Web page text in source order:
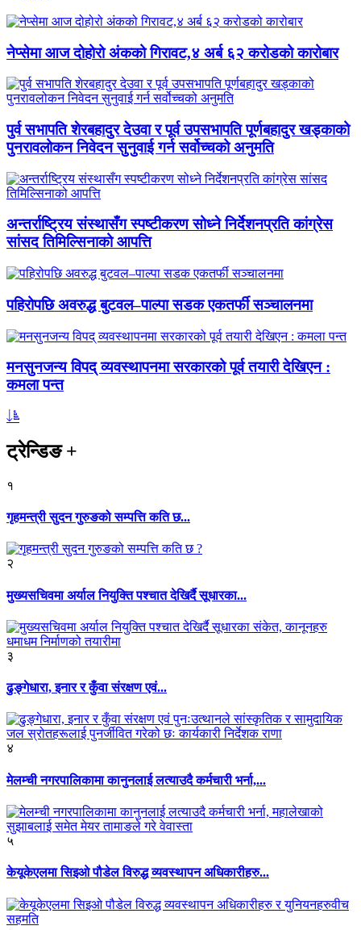
नेप्सेमा आज दोहोरो अंकको गिरावट,४ अर्ब ६२ करोडको कारोबार
पुर्व सभापति शेरबहादुर देउवा र पूर्व उपसभापति पूर्णबहादुर खड्काको
पुनरावलोकन निवेदन सुनुवाई गर्न सर्वोच्चको अनुमति
अन्तर्राष्ट्रिय संस्थासँग स्पष्टीकरण सोध्ने निर्देशनप्रति कांग्रेस
सांसद तिमिल्सिनाको आपत्ति
पहिरोपछि अवरुद्ध बुटवल–पाल्पा सडक एकतर्फी सञ्चालनमा
मनसुनजन्य विपद् व्यवस्थापनमा सरकारको पूर्व तयारी देखिएन :
कमला पन्त
ट्रेन्डिङ+
१
गृहमन्त्री सुदन गुरुङको सम्पत्ति कति छ...
२
मुख्यसचिवमा अर्याल नियुक्ति पश्चात देखिर्दै सूधारका...
३
ढुङ्गेधारा, इनार र कुँवा संरक्षण एवं...
४
मेलम्ची नगरपालिकामा कानुनलाई लत्याउदै कर्मचारी भर्ना,...
५
केयूकेएलमा सिइओ पौडेल विरुद्ध व्यवस्थापन अधिकारीहरु...